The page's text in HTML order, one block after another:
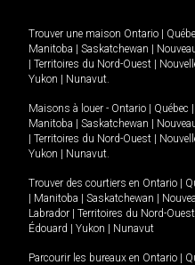
Trouver une maison Ontario |
Manitoba | Saskatchewan |
| Territoires du Nord-Ouest |
Yukon | Nunavut.
Maisons à louer - Ontario | Québec |
Manitoba | Saskatchewan |
| Territoires du Nord-Ouest |
Yukon | Nunavut.
Trouver des courtiers en Ontario |
| Manitoba | Saskatchewan |
Labrador | Territoires du Nord-Ouest
Édouard | Yukon | Nunavut
Parcourir les bureaux en Ontario |